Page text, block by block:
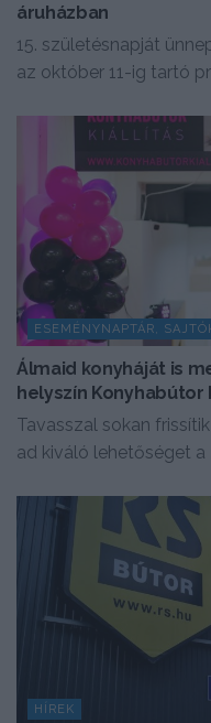
áruházban
15. születésnapját
az október 11-ig tartó
ESEMÉNYNAPTÁR,
Álmaid konyháját is
helyszín Konyhabútor
Tavasszal sokan
ad kiváló lehetőséget a
HÍREK